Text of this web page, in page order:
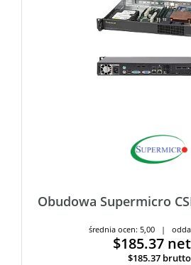
Obudowa Supermicro
średnia ocen: 5,00 |
$185.37
$185.37 brutto